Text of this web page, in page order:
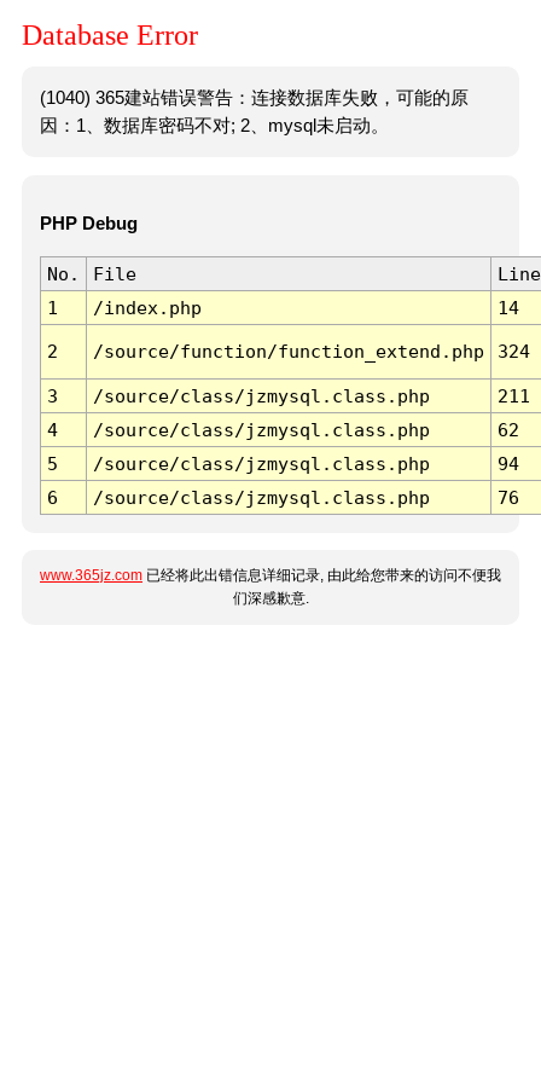
Database Error
(1040) 365建站错误警告：连接数据库失败，可能的原
因：1、数据库密码不对; 2、mysql未启动。
PHP Debug
No. File
Line
1
/index.php 14
2 /source/function/function_extend.php 324
3 /source/class/jzmysql.class.php
211
4
/source/class/jzmysql.class.php
62
5
/source/class/jzmysql.class.php
94
6
/source/class/jzmysql.class.php 76
www.365jz.com 已经将此出错信息详细记录, 由此给您带来的访问不便我
们深感歉意.